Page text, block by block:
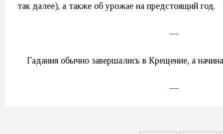
так далее), а также об урожае на предстоящий год.
—
Гадания обычно завершались в Крещение, а
—